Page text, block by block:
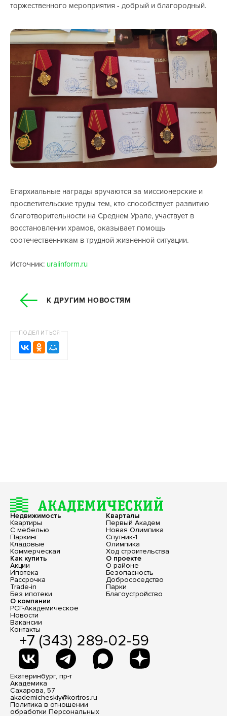
торжественного мероприятия - добрый и благородный.
Епархиальные награды вручаются за миссионерские и
просветительские труды тем, кто способствует развитию
благотворительности на Среднем Урале, участвует в
восстановлении храмов, оказывает помощь
соотечественникам в трудной жизненной ситуации.
Источник: uralinform.ru
К ДРУГИМ НОВОСТЯМ
ПОДЕЛИТЬСЯ
Недвижимость
Квартиры
С мебелью
Паркинг
Кладовые
Коммерческая
Кварталы
Первый Академ
Новая Олимпика
Спутник-1
Олимпика
Ход строительства
Как купить
Акции
Ипотека
Рассрочка
Trade-in
Без ипотеки
О проекте
О районе
Безопасность
Добрососедство
Парки
Благоустройство
О компании
РСГ-Академическое
Новости
Вакансии
Контакты
+7 (343) 289-02-59
Екатеринбург, пр-т
Академика
Сахарова, 57
akademicheskiy@kortros.ru
Политика в отношении
обработки Персональных